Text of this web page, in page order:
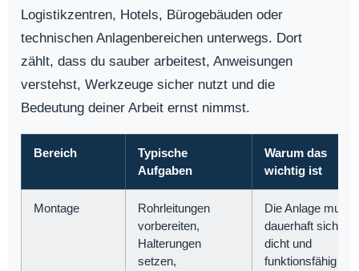
Logistikzentren, Hotels, Bürogebäuden oder
technischen Anlagenbereichen unterwegs. Dort
zählt, dass du sauber arbeitest, Anweisungen
verstehst, Werkzeuge sicher nutzt und die
Bedeutung deiner Arbeit ernst nimmst.
Bereich
Typische
Aufgaben
Warum das
wichtig ist
Montage
Rohrleitungen
vorbereiten,
Halterungen
setzen,
Die Anlage muss
dauerhaft sicher,
dicht und
funktionsfähig